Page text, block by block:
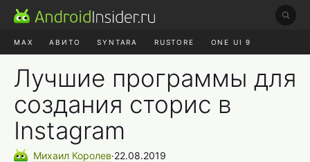
MAX АВИТО SYNTARA RUSTORE ONE UI 9
Лучшие программы для
создания сторис в
Instagram
Михаил Королев∙22.08.2019